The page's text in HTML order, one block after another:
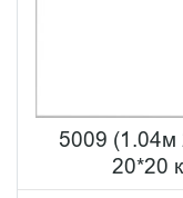
5009 (1.04м
20*20